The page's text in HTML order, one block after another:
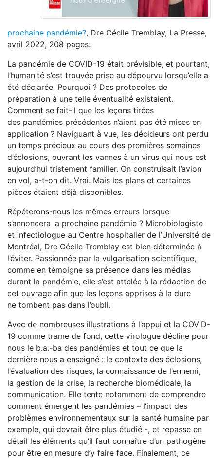
prochaine pandémie?, Dre Cécile Tremblay, La Presse,
avril 2022, 208 pages.
La pandémie de COVID-19 était prévisible, et pourtant,
l’humanité s’est trouvée prise au dépourvu lorsqu’elle a
été déclarée. Pourquoi ? Des protocoles de
préparation à une telle éventualité existaient.
Comment se fait-il que les leçons tirées
des pandémies précédentes n’aient pas été mises en
application ? Naviguant à vue, les décideurs ont perdu
un temps précieux au cours des premières semaines
d’éclosions, ouvrant les vannes à un virus qui nous est
aujourd’hui tristement familier. On construisait l’avion
en vol, a-t-on dit. Vrai. Mais les plans et certaines
pièces étaient déjà disponibles.
Répéterons-nous les mêmes erreurs lorsque
s’annoncera la prochaine pandémie ? Microbiologiste
et infectiologue au Centre hospitalier de l’Université de
Montréal, Dre Cécile Tremblay est bien déterminée à
l’éviter. Passionnée par la vulgarisation scientifique,
comme en témoigne sa présence dans les médias
durant la pandémie, elle s’est attelée à la rédaction de
cet ouvrage afin que les leçons apprises à la dure
ne tombent pas dans l’oubli.
Avec de nombreuses illustrations à l’appui et la COVID-
19 comme trame de fond, cette virologue décline pour
nous le b.a.-ba des pandémies et tout ce que la
dernière nous a enseigné : le contexte des éclosions,
l’évaluation des risques, la connaissance de l’ennemi,
la gestion de la crise, la recherche biomédicale, la
communication. Elle tente notamment de comprendre
comment émergent les pandémies – l’impact des
problèmes environnementaux sur la santé humaine par
exemple, qui devrait être plus étudié -, et repasse en
détail les éléments qu’il faut connaître d’un pathogène
pour être en mesure d’y faire face. Finalement, ce